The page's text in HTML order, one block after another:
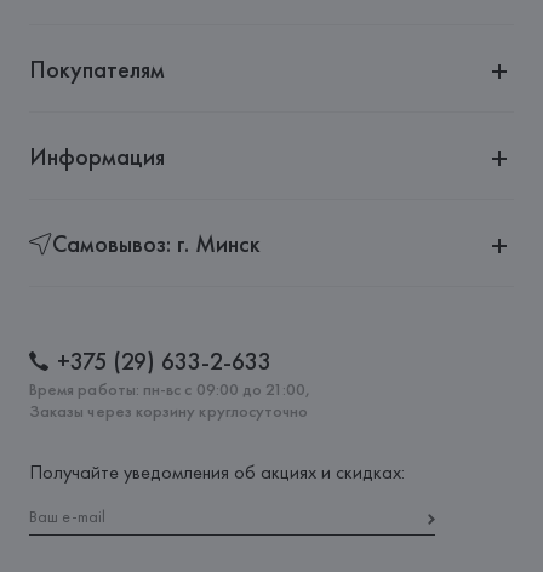
Покупателям
Информация
Самовывоз: г. Минск
+375 (29) 633-2-633
Время работы: пн-вс с 09:00 до 21:00,
Заказы через корзину круглосуточно
Получайте уведомления об акциях и скидках: